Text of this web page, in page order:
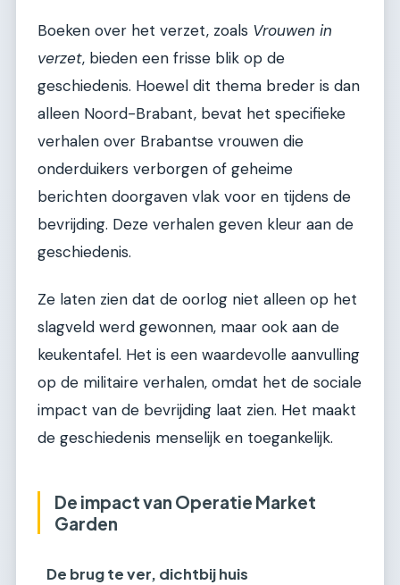
Boeken over het verzet, zoals Vrouwen in
verzet, bieden een frisse blik op de
geschiedenis. Hoewel dit thema breder is dan
alleen Noord-Brabant, bevat het specifieke
verhalen over Brabantse vrouwen die
onderduikers verborgen of geheime
berichten doorgaven vlak voor en tijdens de
bevrijding. Deze verhalen geven kleur aan de
geschiedenis.
Ze laten zien dat de oorlog niet alleen op het
slagveld werd gewonnen, maar ook aan de
keukentafel. Het is een waardevolle aanvulling
op de militaire verhalen, omdat het de sociale
impact van de bevrijding laat zien. Het maakt
de geschiedenis menselijk en toegankelijk.
De impact van Operatie Market
Garden
De brug te ver, dichtbij huis